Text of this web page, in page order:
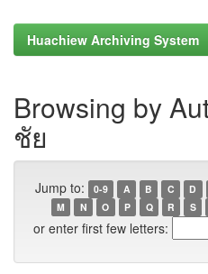
Huachiew Archiving System
Browsing by
ชัย
Jump to: 0-9 A B C D
M
N O P Q R S
or enter first few letters: